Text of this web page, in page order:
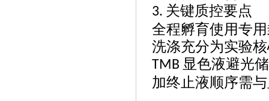
3. 关键质控要点
全程孵育使用专
洗涤充分为实验
TMB 显色液避光
加终止液顺序需